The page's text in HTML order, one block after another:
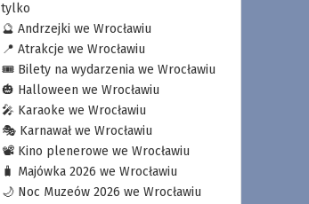
tylko
🔮 Andrzejki we Wrocławiu
📍 Atrakcje we Wrocławiu
🎟️ Bilety na wydarzenia we Wrocławiu
🎃 Halloween we Wrocławiu
🎤 Karaoke we Wrocławiu
🎭 Karnawał we Wrocławiu
📽️ Kino plenerowe we Wrocławiu
🧳 Majówka 2026 we Wrocławiu
🌙 Noc Muzeów 2026 we Wrocławiu